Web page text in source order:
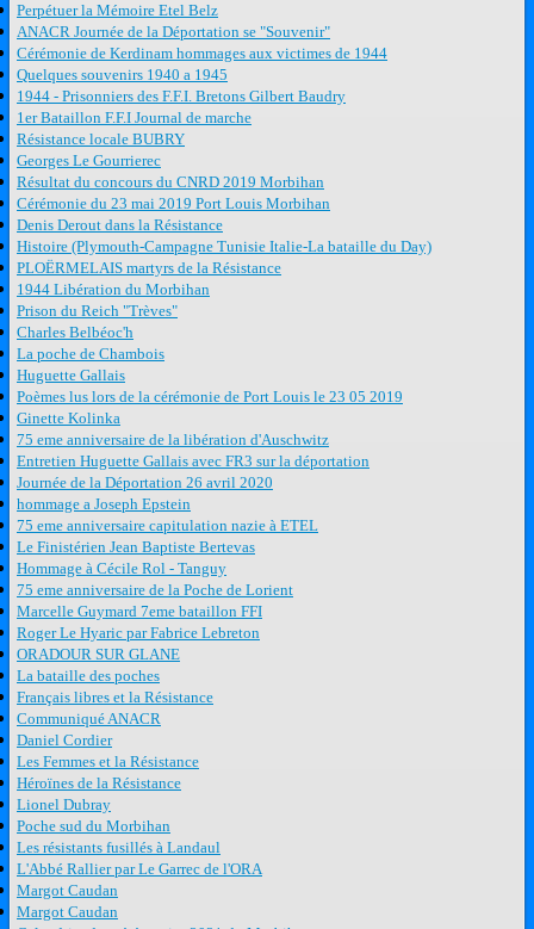
Perpétuer la Mémoire Etel Belz
ANACR Journée de la Déportation se "Souvenir"
Cérémonie de Kerdinam hommages aux victimes de 1944
Quelques souvenirs 1940 a 1945
1944 - Prisonniers des F.F.I. Bretons Gilbert Baudry
1er Bataillon F.F.I Journal de marche
Résistance locale BUBRY
Georges Le Gourrierec
Résultat du concours du CNRD 2019 Morbihan
Cérémonie du 23 mai 2019 Port Louis Morbihan
Denis Derout dans la Résistance
Histoire (Plymouth-Campagne Tunisie Italie-La bataille du Day)
PLOËRMELAIS martyrs de la Résistance
1944 Libération du Morbihan
Prison du Reich "Trèves"
Charles Belbéoc'h
La poche de Chambois
Huguette Gallais
Poèmes lus lors de la cérémonie de Port Louis le 23 05 2019
Ginette Kolinka
75 eme anniversaire de la libération d'Auschwitz
Entretien Huguette Gallais avec FR3 sur la déportation
Journée de la Déportation 26 avril 2020
hommage a Joseph Epstein
75 eme anniversaire capitulation nazie à ETEL
Le Finistérien Jean Baptiste Bertevas
Hommage à Cécile Rol - Tanguy
75 eme anniversaire de la Poche de Lorient
Marcelle Guymard 7eme bataillon FFI
Roger Le Hyaric par Fabrice Lebreton
ORADOUR SUR GLANE
La bataille des poches
Français libres et la Résistance
Communiqué ANACR
Daniel Cordier
Les Femmes et la Résistance
Héroïnes de la Résistance
Lionel Dubray
Poche sud du Morbihan
Les résistants fusillés à Landaul
L'Abbé Rallier par Le Garrec de l'ORA
Margot Caudan
Margot Caudan